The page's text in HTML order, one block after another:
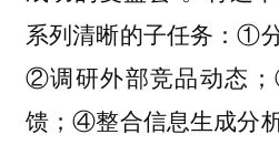
系列清晰的子任务：①
②调研外部竞品动态
馈；④整合信息生成分